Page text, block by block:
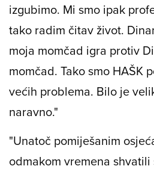
izgubimo. Mi smo ipak
tako radim čitav život.
moja momčad igra protiv
momčad. Tako smo HAŠK
većih problema. Bilo je
naravno."
"Unatoč pomiješanim
odmakom vremena